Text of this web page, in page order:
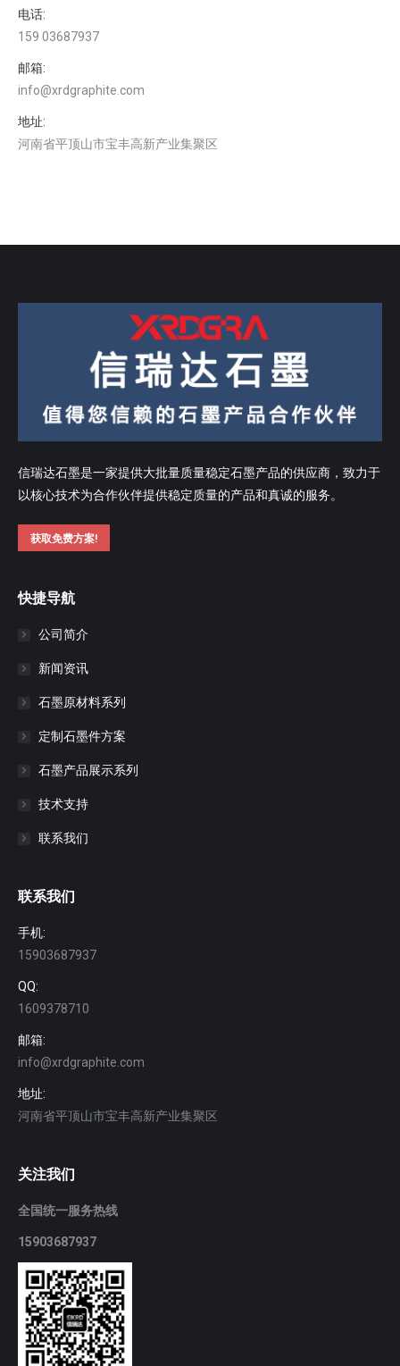
电话:
159 03687937
邮箱:
info@xrdgraphite.com
地址:
河南省平顶山市宝丰高新产业集聚区
信瑞达石墨是一家提供大批量质量稳定石墨产品的供应商，致力于
以核心技术为合作伙伴提供稳定质量的产品和真诚的服务。
获取免费方案!
快捷导航
公司简介
新闻资讯
石墨原材料系列
定制石墨件方案
石墨产品展示系列
技术支持
联系我们
联系我们
手机:
15903687937
QQ:
1609378710
邮箱:
info@xrdgraphite.com
地址:
河南省平顶山市宝丰高新产业集聚区
关注我们
全国统一服务热线
15903687937